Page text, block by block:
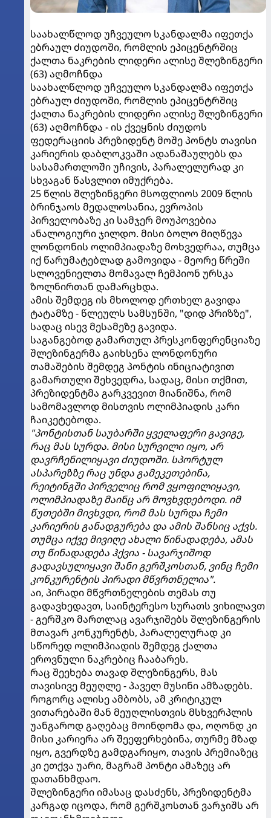
საახალწლოდ უჩვეულო სკანდალმა იფეთქა
ებრაულ ძიუდოში, რომლის ეპიცენტრშიც
ქალთა ნაკრების ლიდერი ალისე შლეზინგერი
(63) აღმოჩნდა
საახალწლოდ უჩვეულო სკანდალმა იფეთქა
ებრაულ ძიუდოში, რომლის ეპიცენტრშიც
ქალთა ნაკრების ლიდერი ალისე შლეზინგერი
(63) აღმოჩნდა - ის ქვეყნის ძიუდოს
ფედერაციის პრეზიდენტ მოშე პონტს თავისი
კარიერის დაბლოკვაში ადანაშაულებს და
სასამართლოში უჩივის, პარალელურად კი
სხვაგან წასვლით იმუქრება.
25 წლის შლეზინგერი მსოფლიოს 2009 წლის
ბრინჯაოს მედალოსანია, ევროპის
პირველობაზე კი სამჯერ მოუპოვებია
ანალოგიური ჯილდო. მისი ბოლო მიღწევა
ლონდონის ოლიმპიადაზე მოხვედრაა, თუმცა
იქ წარუმატებლად გამოვიდა - მეორე წრეში
სლოვენიელთა მომავალ ჩემპიონ ურსკა
ზოლნირთან დამარცხდა.
ამის შემდეგ ის მხოლოდ ერთხელ გავიდა
ტატამზე - წლეულს სამსუნში, "დიდ პრიზზე",
სადაც ისევ მესამეზე გავიდა.
საგანგებოდ გამართულ პრესკონფერენციაზე
შლეზინგერმა გაიხსენა ლონდონური
თამაშების შემდეგ პონტის ინიციატივით
გამართული შეხვედრა, სადაც, მისი თქმით,
პრეზიდენტმა გარკვევით მიანიშნა, რომ
სამომავლოდ მისთვის ოლიმპიადის კარი
ჩაიკეტებოდა.
"პონტისთან საუბარში ყველაფერი გავიგე,
რაც მას სურდა. მისი სურვილი იყო, არ
დავრჩენილიყავი ძიუდოში. სპორტულ
ასპარეზზე რაც უნდა გამეკეთებინა,
რეიტინგში პირველიც რომ ვყოფილიყავი,
ოლიმპიადაზე მაინც არ მოვხვდებოდი. იმ
წუთებში მივხვდი, რომ მას სურდა ჩემი
კარიერის განადგურება და ამის შანსიც აქვს.
თუმცა იქვე მივიღე ახალი წინადადება, ამას
თუ წინადადება ჰქვია - სავარჯიშოდ
გადავსულიყავი შანი გერშკოსთან, ვინც ჩემი
კონკურენტის პირადი მწვრთნელია".
აი, პირადი მწვრთნელების თემას თუ
გადავხედავთ, საინტერესო სურათს ვიხილავთ
- გერშკო მართლაც ავარჯიშებს შლეზინგერის
მთავარ კონკურენტს, პარალელურად კი
სწორედ ოლიმპიადის შემდეგ ქალთა
ეროვნული ნაკრებიც ჩააბარეს.
რაც შეეხება თავად შლეზინგერს, მას
თავისივე მეუღლე - პაველ მუსინი ამზადებს.
როგორც ალისე ამბობს, ამ კრიტიკულ
ვითარებაში მან მეუღლისთვის მსხვერპლის
უანგაროდ გაღებაც მოინდომა და, ოღონდ კი
მისი კარიერა არ შეეფერხებინა, თურმე მზად
იყო, გვერდზე გამდგარიყო, თავის პრემიაზეც
კი ეთქვა უარი, მაგრამ პონტი ამაზეც არ
დათანხმდაო.
შლეზინგერი იმასაც დასძენს, პრეზიდენტმა
კარგად იცოდა, რომ გერშკოსთან ვარჯიშს არ